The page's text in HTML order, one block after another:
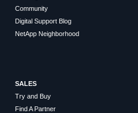
Community
Digital Support Blog
NetApp Neighborhood
SALES
Try and Buy
Find A Partner